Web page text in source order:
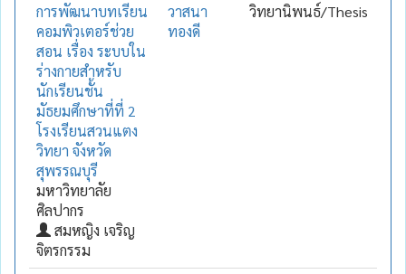
การพัฒนาบทเรียน
คอมพิวเตอร์ช่วย
สอน เรื่อง ระบบใน
ร่างกายสำหรับ
นักเรียนชั้น
มัธยมศึกษาที่ที่ 2
โรงเรียนสวนแตง
วิทยา จังหวัด
สุพรรณบุรี
มหาวิทยาลัย
ศิลปากร
สมหญิง เจริญ
จิตรกรรม
วาสนา
ทองดี
วิทยานิพนธ์/Thesis